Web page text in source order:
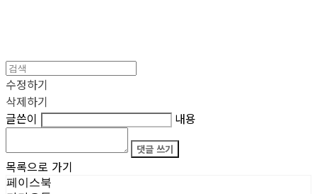
수정하기
삭제하기
글쓴이
내용
댓글 쓰기
목록으로 가기
페이스북